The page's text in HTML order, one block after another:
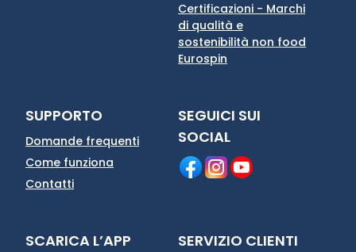
Certificazioni - Marchi
di qualità e
sostenibilità non food
Eurospin
SUPPORTO
Domande frequenti
Come funziona
Contatti
SEGUICI SUI
SOCIAL
SCARICA L’APP SERVIZIO CLIENTI